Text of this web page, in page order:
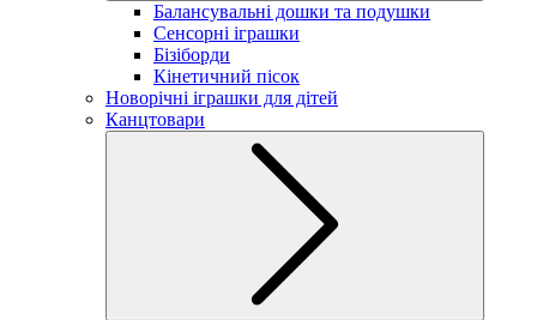
Балансувальні дошки та подушки
Сенсорні іграшки
Бізіборди
Кінетичний пісок
Новорічні іграшки для дітей
Канцтовари